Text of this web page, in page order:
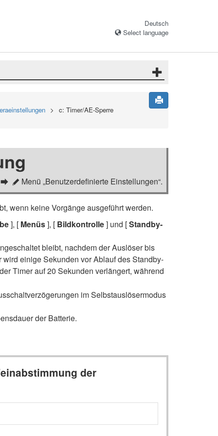
Deutsch
Select language
c: Timer/AE-Sperre
A Menü „Benutzerdefinierte Einstellungen“.
wenn keine Vorgänge ausgeführt werden.
], [ Menüs], [ Bildkontrolle] und [Standby-
bleibt, nachdem der Auslöser bis
einige Sekunden vor Ablauf des Standby-
Timer auf 20 Sekunden verlängert, während
im Selbstauslösermodus
der Batterie.
der